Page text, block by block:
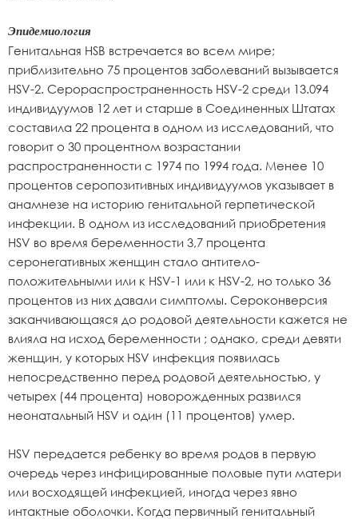
Эпидемиология
Генитальная HSB встречается во всем мире;
приблизительно 75 процентов заболеваний вызывается
HSV-2. Серораспространенность HSV-2 среди 13.094
индивидуумов 12 лет и старше в Соединенных Штатах
составила 22 процента в одном из исследований, что
говорит о 30 процентном возрастании
распространенности с 1974 по 1994 года. Менее 10
процентов серопозитивных индивидуумов указывает в
анамнезе на историю генитальной герпетической
инфекции. В одном из исследований приобретения
HSV во время беременности 3,7 процента
серонегативных женщин стало антитело-
положительными или к HSV-1 или к HSV-2, но только 36
процентов из них давали симптомы. Сероконверсия
заканчивающаяся до родовой деятельности кажется не
влияла на исход беременности ; однако, среди девяти
женщин, у которых HSV инфекция появилась
непосредственно перед родовой деятельностью, у
четырех (44 процента) новорожденных развился
неонатальный HSV и один (11 процентов) умер.
HSV передается ребенку во время родов в первую
очередь через инфицированные половые пути матери
или восходящей инфекцией, иногда через явно
интактные оболочки. Когда первичный генитальный